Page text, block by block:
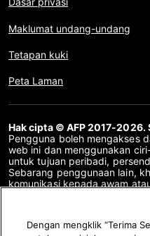
Maklumat undang-undang
Tetapan kuki
Peta Laman
Hak cipta © AFP 2017-2026.
Pengguna boleh mengakses
web ini dan menggunakan
untuk tujuan peribadi,
Sebarang penggunaan lain,
komunikasi kepada awam
sebarang tujuan lain dan/
adalah dilarang sama sekali.
Dengan mengklik “Terima